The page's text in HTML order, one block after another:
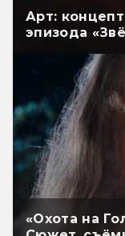
Арт:
эпизода
«Охота на